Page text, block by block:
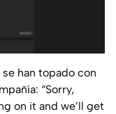
han topado con
“Sorry,
on it and we’ll get